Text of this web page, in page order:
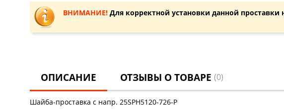
ВНИМАНИЕ!Для корректной установки данной
ОПИСАНИЕ ОТЗЫВЫ О ТОВАРЕ (0)
Шайба-проставка с напр. 25SPH5120-726-P